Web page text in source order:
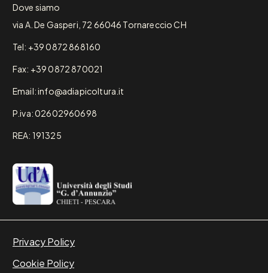
Dove siamo
via A. De Gasperi, 72 66046 Tornareccio CH
Tel: +39 0872 868160
Fax: +39 0872 870021
Email: info@adiapicoltura.it
P.iva: 02602960698
REA: 191325
Privacy Policy
Cookie Policy